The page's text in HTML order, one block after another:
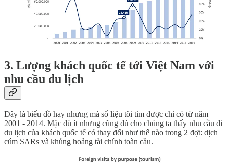
3. Lượng khách quốc tế tới Việt Nam với
nhu cầu du lịch
Đây là biểu đồ hay nhưng mà số liệu tôi tìm được chỉ có từ năm
2001 - 2014. Mặc dù ít nhưng cũng đủ cho chúng ta thấy nhu cầu đi
du lịch của khách quốc tế có thay đổi như thế nào trong 2 đợt: dịch
cúm SARs và khủng hoảng tài chính toàn cầu.